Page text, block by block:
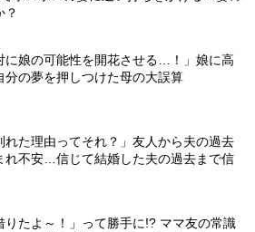
？
に娘の可能性を開花させる…！」娘に高
分の夢を押しつけた母の大誤算
れた理由ってそれ？」友人から夫の過去
れ不安…信じて結婚した夫の過去まで信
りたよ～！」って勝手に!? ママ友の常識